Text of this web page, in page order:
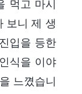
먹고 마시
보니 제 생
입을 등한
식을 이야
느꼈습니